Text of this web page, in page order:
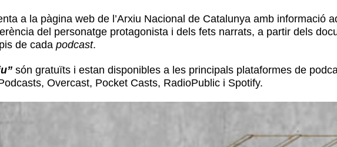
a la pàgina web de l’Arxiu Nacional de Catalunya amb informació
del personatge protagonista i dels fets narrats, a partir dels
de cada podcast.
són gratuïts i estan disponibles a les principals plataformes de
Overcast, Pocket Casts, RadioPublic i Spotify.